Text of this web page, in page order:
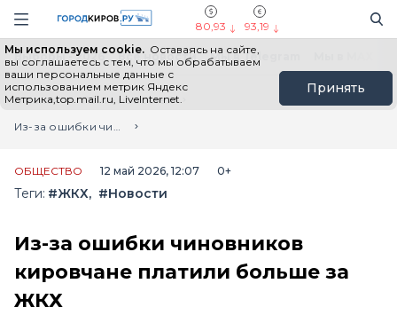
Навигация сайта
80,93 93,19
Мы используем cookie. Оставаясь на сайте,
вы соглашаетесь с тем, что мы обрабатываем
ваши персональные данные с
использованием метрик Яндекс
Метрика,top.mail.ru, LiveInternet.
Принять
Выборы - 2026 Все новости Мы в Telegram
Главная
Лента новостей
Из-за ошибки чиновников кировчане платили больше за ЖКХ
ОБЩЕСТВО 12 май 2026, 12:07 0+
Теги: #ЖКХ #Новости
Из-за ошибки чиновников
кировчане платили больше за
ЖКХ